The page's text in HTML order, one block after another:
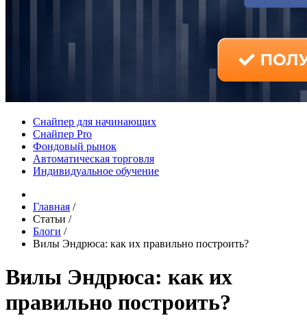
Снайпер для начинающих
Снайпер Pro
Фондовый рынок
Автоматическая торговля
Индивидуальное обучение
Главная /
Статьи /
Блоги /
Вилы Эндрюса: как их правильно построить?
Вилы Эндрюса: как их
правильно построить?